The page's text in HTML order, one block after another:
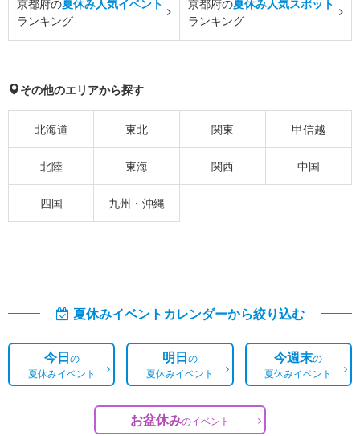
京都府の夏休み人気イベント
ランキング
京都府の夏休み人気スポット
ランキング
その他のエリアから探す
北海道 東北 関東 甲信越
北陸 東海 関西 中国
四国 九州・沖縄
夏休みイベントカレンダーから絞り込む
今日の
夏休みイベント
明日の
夏休みイベント
今週末の
夏休みイベント
お盆休みのイベント